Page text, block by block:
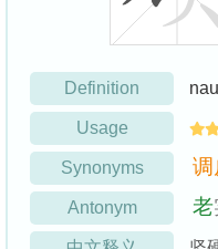
Definition
Usage
Synonyms 调
Antonym 老